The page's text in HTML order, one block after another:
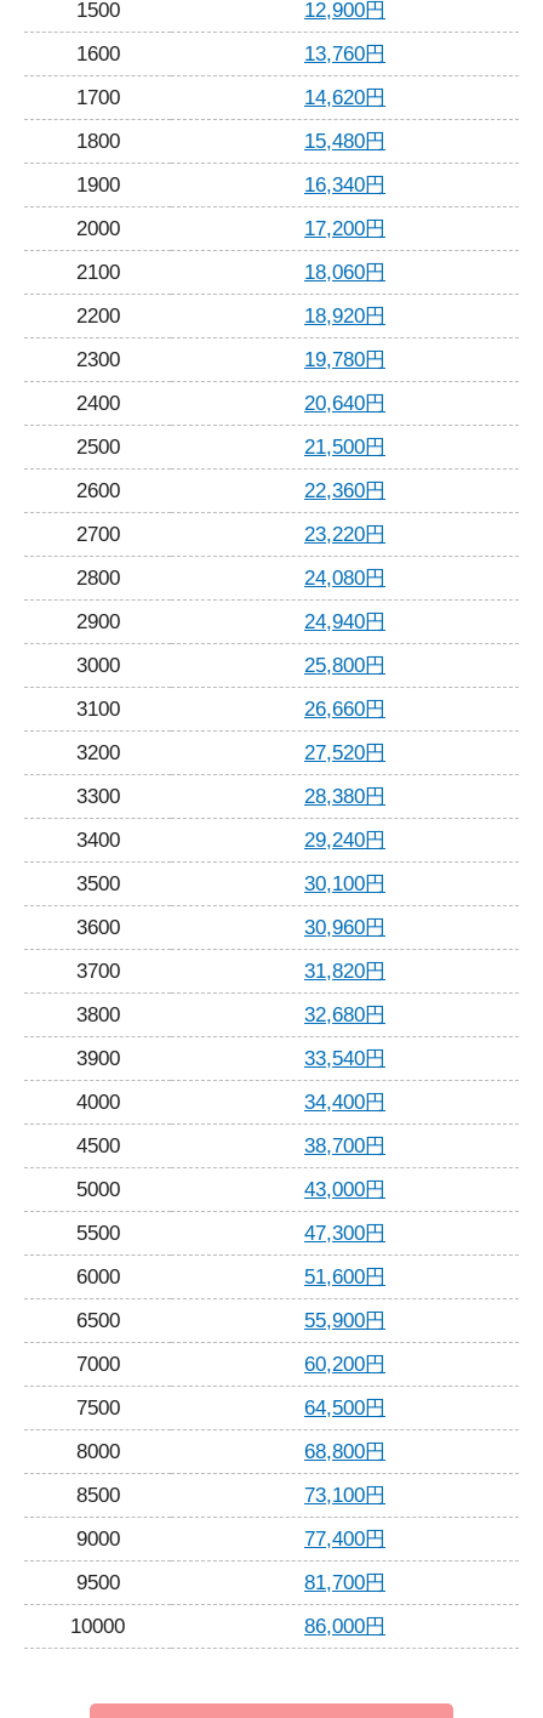
1500
12,900円
1600
13,760円
1700
14,620円
1800
15,480円
1900
16,340円
2000
17,200円
2100
18,060円
2200
18,920円
2300
19,780円
2400
20,640円
2500
21,500円
2600
22,360円
2700
23,220円
2800
24,080円
2900
24,940円
3000
25,800円
3100
26,660円
3200
27,520円
3300
28,380円
3400
29,240円
3500
30,100円
3600
30,960円
3700
31,820円
3800
32,680円
3900
33,540円
4000
34,400円
4500
38,700円
5000
43,000円
5500
47,300円
6000
51,600円
6500
55,900円
7000
60,200円
7500
64,500円
8000
68,800円
8500
73,100円
9000
77,400円
9500
81,700円
10000
86,000円